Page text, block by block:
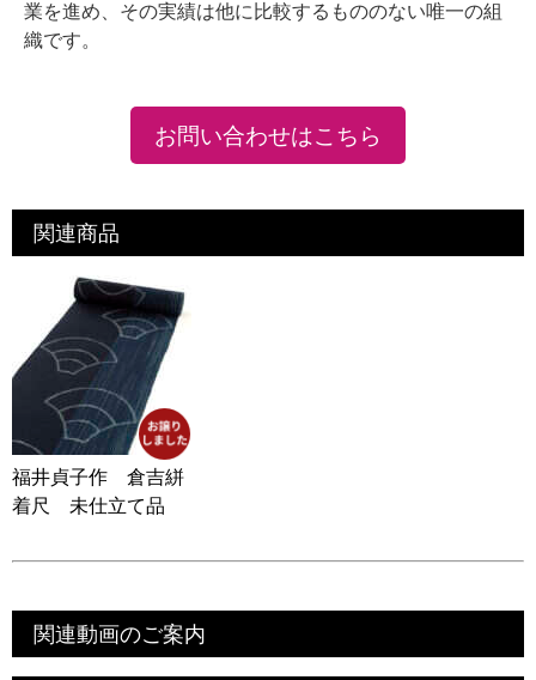
業を進め、その実績は他に比較するもののない唯一の組
織です。
お問い合わせはこちら
関連商品
福井貞子作 倉吉絣
着尺 未仕立て品
関連動画のご案内